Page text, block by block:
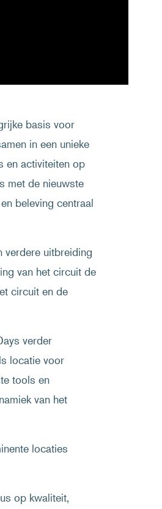
basis voor
in een unieke
en activiteiten op
met de nieuwste
beleving centraal
verdere uitbreiding
van het circuit de
circuit en de
verder
locatie voor
tools en
van het
locaties
op kwaliteit,